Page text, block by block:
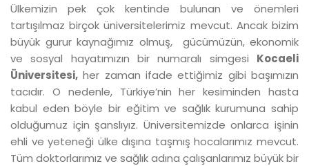
Ülkemizin pek çok kentinde bulunan ve önemleri
tartışılmaz birçok üniversitelerimiz mevcut. Ancak bizim
büyük gurur kaynağımız olmuş, gücümüzün, ekonomik
ve sosyal hayatımızın bir numaralı simgesi Kocaeli
Üniversitesi, her zaman ifade ettiğimiz gibi başımızın
tacıdır. O nedenle, Türkiye’nin her kesiminden hasta
kabul eden böyle bir eğitim ve sağlık kurumuna sahip
olduğumuz için şanslıyız. Üniversitemizde onlarca işinin
ehli ve yeteneği ülke dışına taşmış hocalarımız mevcut.
Tüm doktorlarımız ve sağlık adına çalışanlarımız büyük bir